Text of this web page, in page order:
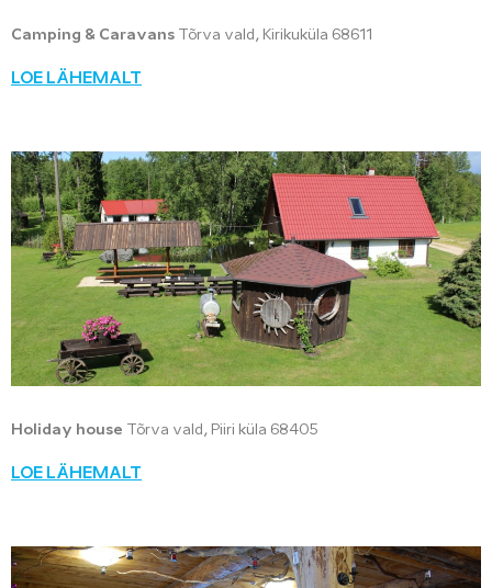
Camping & Caravans Tõrva vald, Kirikuküla 68611
LOE LÄHEMALT
Holiday house Tõrva vald, Piiri küla 68405
LOE LÄHEMALT